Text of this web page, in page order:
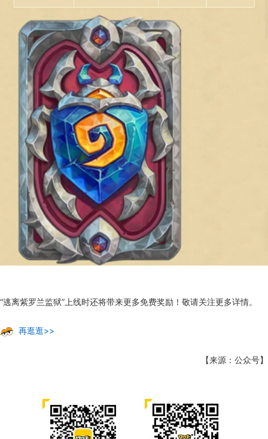
“逃离紫罗兰监狱”上线时还将带来更多免费奖励！敬请关注更多详情。
再逛逛>>
【来源：公众号】